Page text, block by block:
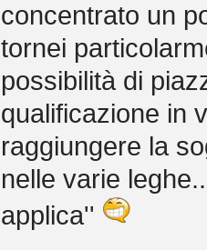
concentrato un
tornei
possibilità di
qualificazione in
raggiungere la
nelle varie
applica''